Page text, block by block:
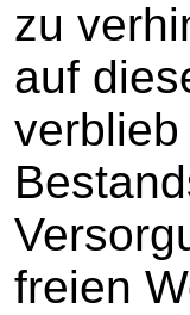
zu
auf
freien